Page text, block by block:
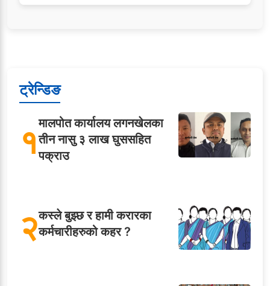
ट्रेन्डिङ
१मालपोत कार्यालय लगनखेलका
तीन नासु ३ लाख घुससहित
पक्राउ
२कस्ले बुझ्छ र हामी करारका
कर्मचारीहरुको कहर ?